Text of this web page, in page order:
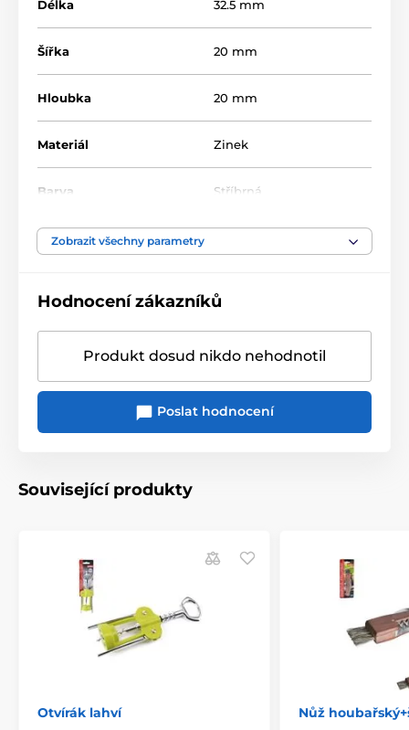
Délka 32.5 mm
Šířka 20 mm
Hloubka 20 mm
Materiál Zinek
Barva Stříbrná
Zobrazit všechny parametry
Hodnocení zákazníků
Produkt dosud nikdo nehodnotil
Poslat hodnocení
Související produkty
Otvírák lahví Nůž